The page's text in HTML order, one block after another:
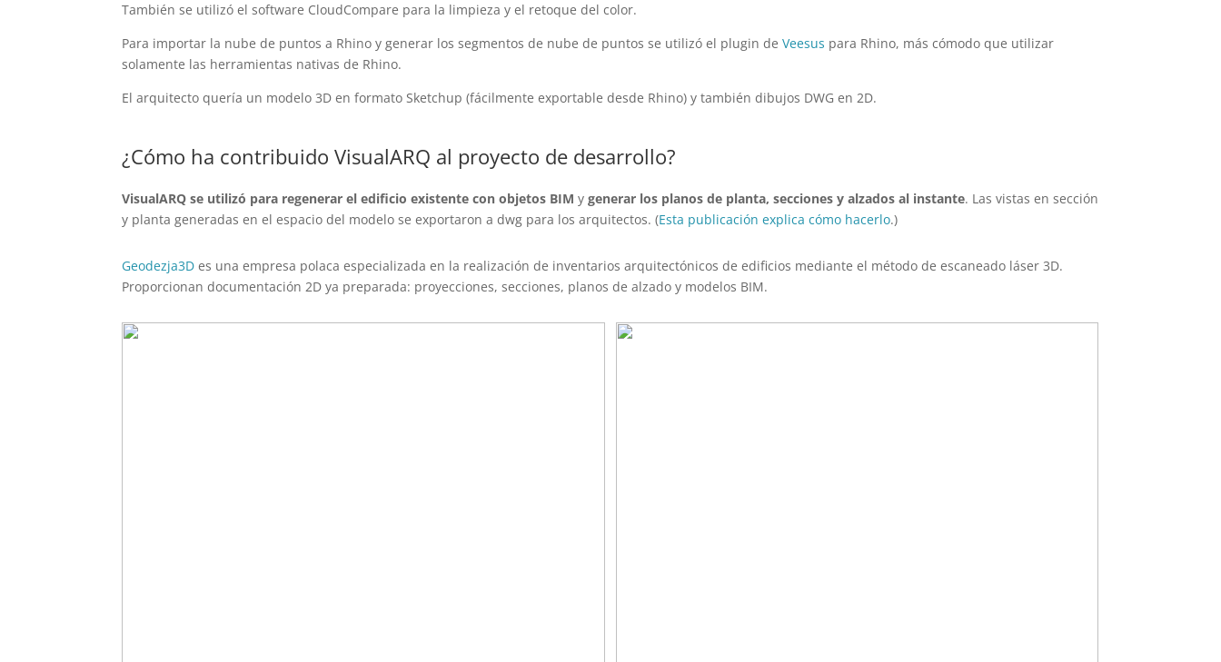
También se utilizó el software CloudCompare para la limpieza y el retoque del color.
Para importar la nube de puntos a Rhino y generar los segmentos de nube de puntos se utilizó el plugin deVeesus para Rhino, más cómodo que utilizar
solamente las herramientas nativas de Rhino.
El arquitecto quería un modelo 3D en formato Sketchup (fácilmente exportable desde Rhino) y también dibujos DWG en 2D.
¿Cómo ha contribuido VisualARQ al proyecto de desarrollo?
VisualARQ se utilizó para regenerar el edificio existente con objetos BIM ygenerar los planos de planta, secciones y alzados al instante. Las vistas en sección
y planta generadas en el espacio del modelo se exportaron a dwg para los arquitectos. (Esta publicación explica cómo hacerlo.)
Geodezja3D es una empresa polaca especializada en la realización de inventarios arquitectónicos de edificios mediante el método de escaneado láser 3D.
Proporcionan documentación 2D ya preparada: proyecciones, secciones, planos de alzado y modelos BIM.